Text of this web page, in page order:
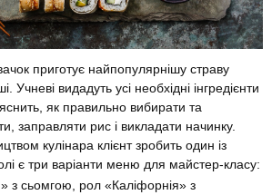
приготує найпопулярнішу страву
Учневі видадуть усі необхідні інгредієнти
як правильно вибирати та
заправляти рис і викладати начинку.
кулінара клієнт зробить один із
є три варіанти меню для майстер-класу:
з сьомгою, рол «Каліфорнія» з